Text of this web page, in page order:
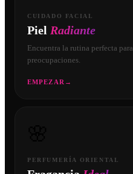
CUIDADO FACIAL
Piel Radiante
Encuentra la rutina perfecta
preocupaciones.
EMPEZAR →
PERFUMERÍA ORIENTAL